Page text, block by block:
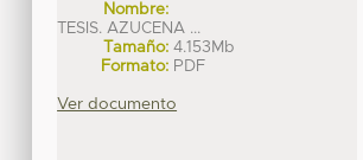
Nombre:
TESIS. AZUCENA ...
Tamaño: 4.153Mb
Formato: PDF
Ver documento